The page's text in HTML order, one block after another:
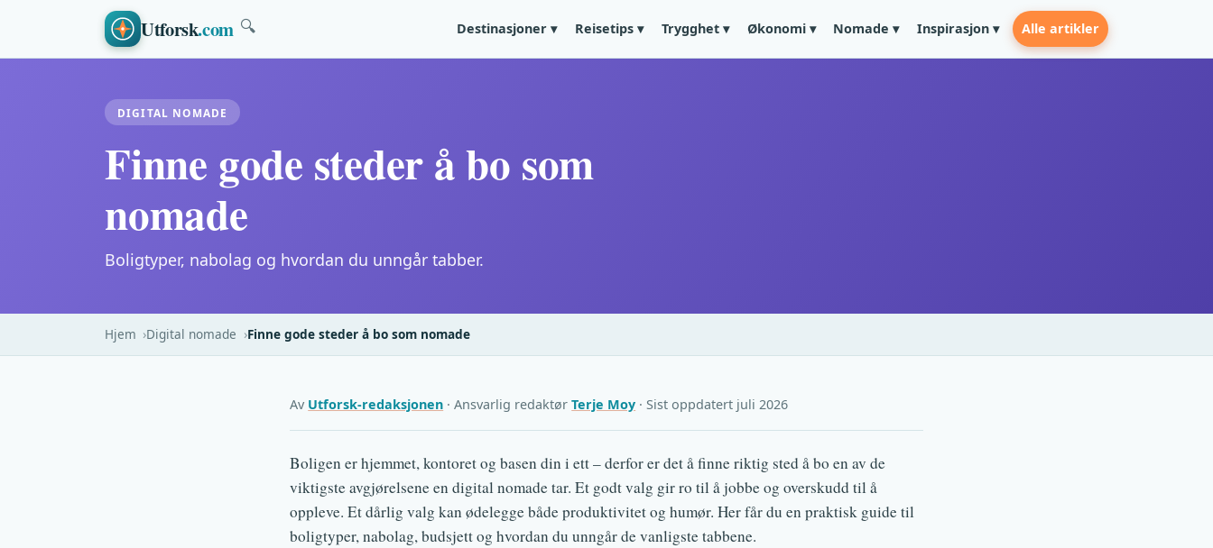
Utforsk.com 🔍 Destinasjoner ▾ Reisetips ▾ Trygghet ▾ Økonomi ▾ Nomade ▾ Inspirasjon ▾ Alle artikler
DIGITAL NOMADE
Finne gode steder å bo som
nomade
Boligtyper, nabolag og hvordan du unngår tabber.
Hjem Digital nomade Finne gode steder å bo som nomade
Av Utforsk-redaksjonen · Ansvarlig redaktørTerje Moy · Sist oppdatert juli 2026
Boligen er hjemmet, kontoret og basen din i ett – derfor er det å finne riktig sted å bo en av de
viktigste avgjørelsene en digital nomade tar. Et godt valg gir ro til å jobbe og overskudd til å
oppleve. Et dårlig valg kan ødelegge både produktivitet og humør. Her får du en praktisk guide til
boligtyper, nabolag, budsjett og hvordan du unngår de vanligste tabbene.